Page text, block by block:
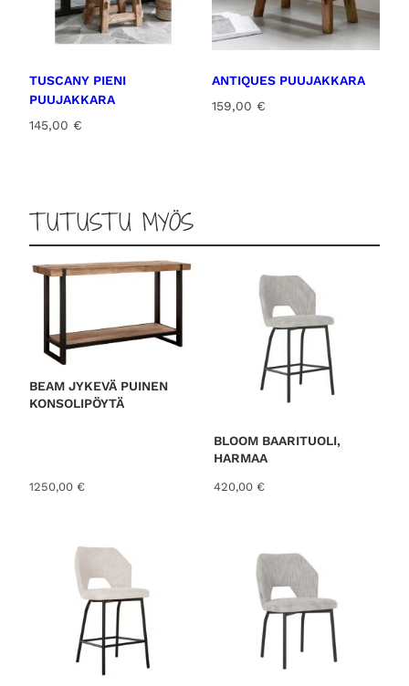
TUSCANY PIENI
PUUJAKKARA
145,00 €
ANTIQUES PUUJAKKARA
159,00 €
TUTUSTU MYÖS
BEAM JYKEVÄ PUINEN
KONSOLIPÖYTÄ
1250,00 €
BLOOM BAARITUOLI,
HARMAA
420,00 €